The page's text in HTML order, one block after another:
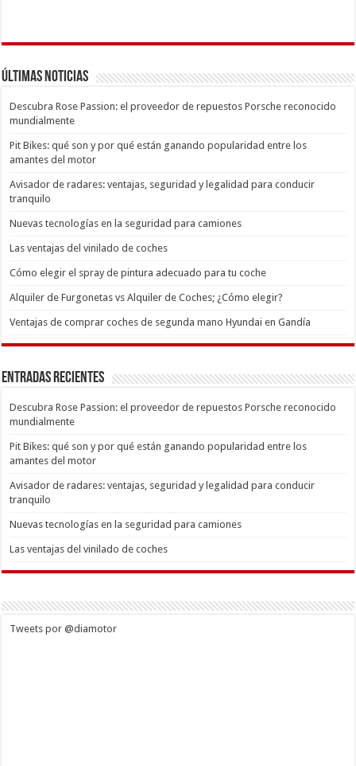
Últimas Noticias
Descubra Rose Passion: el proveedor de repuestos Porsche reconocido
mundialmente
Pit Bikes: qué son y por qué están ganando popularidad entre los
amantes del motor
Avisador de radares: ventajas, seguridad y legalidad para conducir
tranquilo
Nuevas tecnologías en la seguridad para camiones
Las ventajas del vinilado de coches
Cómo elegir el spray de pintura adecuado para tu coche
Alquiler de Furgonetas vs Alquiler de Coches; ¿Cómo elegir?
Ventajas de comprar coches de segunda mano Hyundai en Gandía
Entradas recientes
Descubra Rose Passion: el proveedor de repuestos Porsche reconocido
mundialmente
Pit Bikes: qué son y por qué están ganando popularidad entre los
amantes del motor
Avisador de radares: ventajas, seguridad y legalidad para conducir
tranquilo
Nuevas tecnologías en la seguridad para camiones
Las ventajas del vinilado de coches
Tweets por @diamotor